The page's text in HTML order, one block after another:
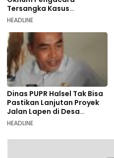
Tersangka Kasus
Pemalsuan Dokumen
HEADLINE
Dinas PUPR Halsel Tak Bisa
Pastikan Lanjutan Proyek
Jalan Lapen di Desa
Sambiki
HEADLINE